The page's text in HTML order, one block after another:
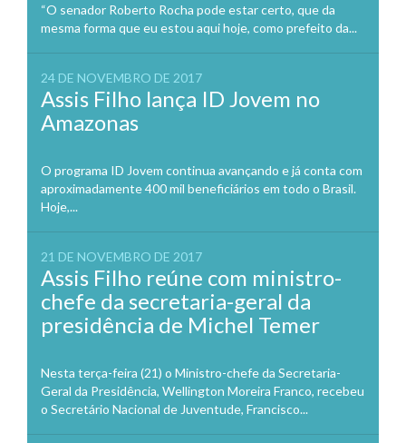
“O senador Roberto Rocha pode estar certo, que da
mesma forma que eu estou aqui hoje, como prefeito da...
24 DE NOVEMBRO DE 2017
Assis Filho lança ID Jovem no
Amazonas
O programa ID Jovem continua avançando e já conta com
aproximadamente 400 mil beneficiários em todo o Brasil.
Hoje,...
21 DE NOVEMBRO DE 2017
Assis Filho reúne com ministro-
chefe da secretaria-geral da
presidência de Michel Temer
Nesta terça-feira (21) o Ministro-chefe da Secretaria-
Geral da Presidência, Wellington Moreira Franco, recebeu
o Secretário Nacional de Juventude, Francisco...